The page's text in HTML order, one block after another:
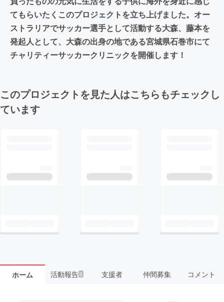
てもらいたくこのプロジェクトを立ち上げました。オー
ストラリアでサッカー選手として活動する大森、藤本を
発起人として、大森の出身の地である宮城県石巻市にて
チャリティーサッカークリニックを開催します！
このプロジェクトを見た人はこちらもチェックし
ています
ホーム 活動報告3 支援者 仲間募集 コメント